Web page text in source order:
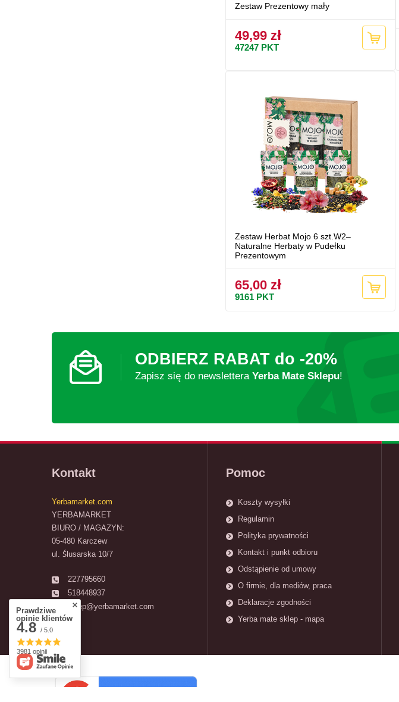
Zestaw Prezentowy mały
49,99 zł
47247 PKT
Zestaw Herbat Mojo 6 szt.W2–
Naturalne Herbaty w Pudełku
Prezentowym
65,00 zł
9161 PKT
ODBIERZ RABAT do -20%
Zapisz się do newslettera Yerba Mate Sklepu!
Kontakt
Yerbamarket.com
YERBAMARKET
BIURO / MAGAZYN:
05-480 Karczew
ul. Ślusarska 10/7
227795660
518448937
sklep@yerbamarket.com
Pomoc
Koszty wysyłki
Regulamin
Polityka prywatności
Kontakt i punkt odbioru
Odstąpienie od umowy
O firmie, dla mediów, praca
Deklaracje zgodności
Yerba mate sklep - mapa
Prawdziwe
opinie klientów
4.8 / 5.0
3981 opinii